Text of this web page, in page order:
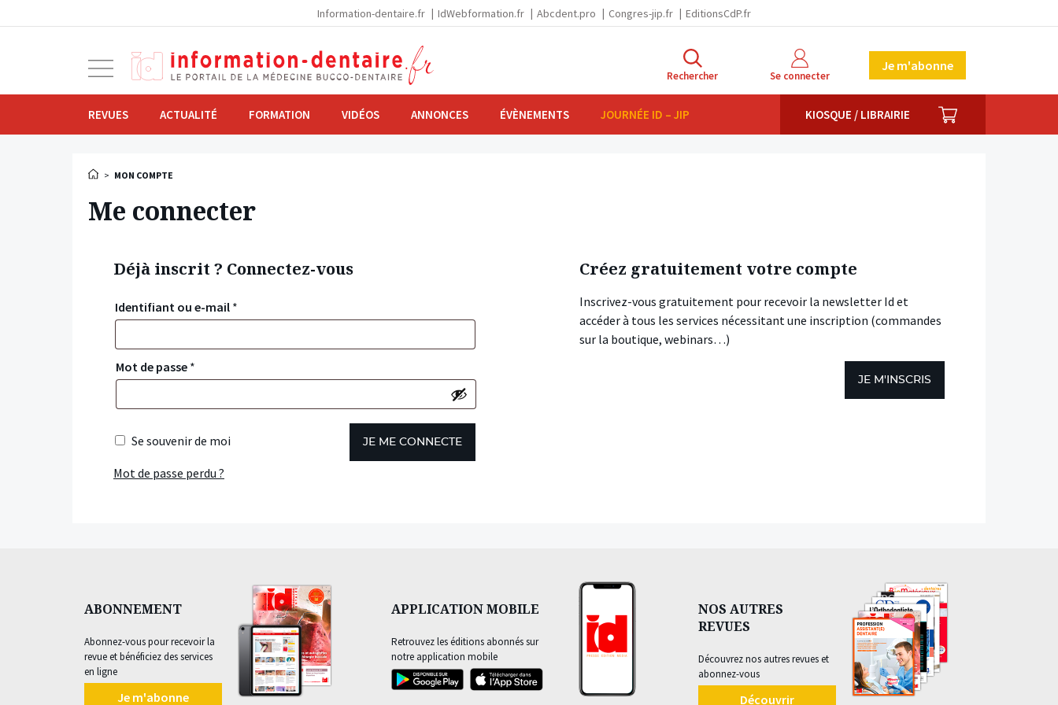
Information-dentaire.fr IdWebformation.fr Abcdent.pro Congres-jip.fr EditionsCdP.fr
navigation
Rechercher Se connecter
Je m'abonne
REVUES ACTUALITÉ FORMATION VIDÉOS ANNONCES ÉVÈNEMENTS JOURNÉE ID – JIP KIOSQUE / LIBRAIRIE PANIER
> MON COMPTE
Me connecter
Déjà inscrit ? Connectez-vous
Identifiant ou e-mail *
Mot de passe *
Se souvenir de moi JE ME CONNECTE
Mot de passe perdu ?
Créez gratuitement votre compte
Inscrivez-vous gratuitement pour recevoir la newsletter Id et
accéder à tous les services nécessitant une inscription (commandes
sur la boutique, webinars…)
JE M'INSCRIS
ABONNEMENT
Abonnez-vous pour recevoir la
revue et bénéficiez des services
en ligne
Je m'abonne
APPLICATION MOBILE
Retrouvez les éditions abonnés sur
notre application mobile
NOS AUTRES
REVUES
Découvrez nos autres revues et
abonnez-vous
Découvrir